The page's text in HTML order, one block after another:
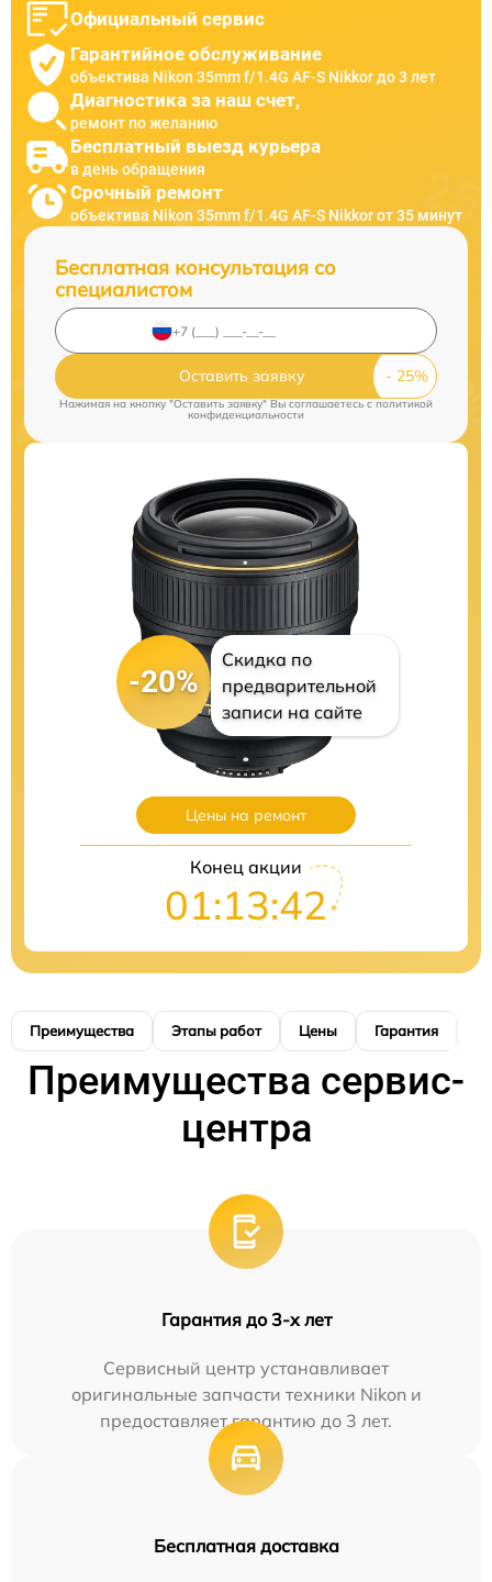
Официальный сервис
Гарантийное обслуживание
объектива Nikon 35mm f/1.4G AF-S Nikkor до 3 лет
Диагностика за наш счет,
ремонт по желанию
Бесплатный выезд курьера
в день обращения
Срочный ремонт
объектива Nikon 35mm f/1.4G AF-S Nikkor от 35 минут
Бесплатная консультация со
специалистом
Оставить заявку
Нажимая на кнопку "Оставить заявку" Вы соглашаетесь cполитикой
конфиденциальности
-20%
Скидка по
предварительной
записи на сайте
Цены на ремонт
Конец акции
01:13:41
Преимущества Этапы работ Цены Гарантия
Преимущества сервис-
центра
Гарантия до 3-х лет
Сервисный центр устанавливает
оригинальные запчасти техники Nikon и
предоставляет гарантию до 3 лет.
Бесплатная доставка